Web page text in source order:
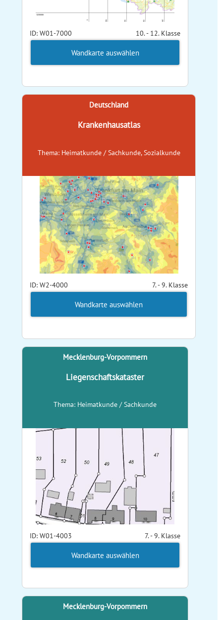
ID: W01-7000 10. - 12. Klasse
Wandkarte auswählen
Deutschland
Krankenhausatlas
Thema: Heimatkunde / Sachkunde, Sozialkunde
ID: W2-4000 7. - 9. Klasse
Wandkarte auswählen
Mecklenburg-Vorpommern
Liegenschaftskataster
Thema: Heimatkunde / Sachkunde
ID: W01-4003 7. - 9. Klasse
Wandkarte auswählen
Mecklenburg-Vorpommern